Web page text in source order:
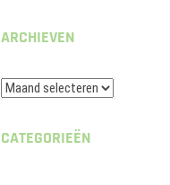
ARCHIEVEN
Archieven
CATEGORIEËN